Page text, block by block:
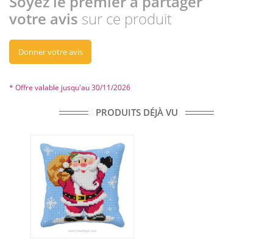
votre avis sur ce produit
Donner votre avis
* Offre valable jusqu'au 30/11/2026
PRODUITS DÉJÀ VU